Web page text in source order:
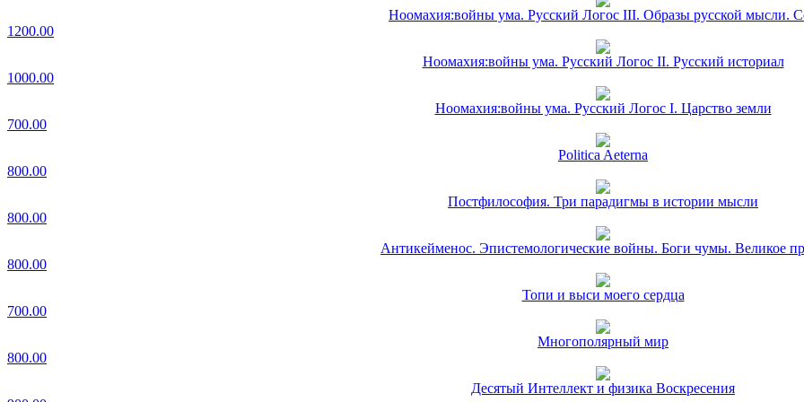
Ноомахия:войны ума. Русский Логос III. Образы русской мысли.
1200.00
Ноомахия:войны ума. Русский Логос II. Русский историал
1000.00
Ноомахия:войны ума. Русский Логос I. Царство земли
700.00
Politica Aeterna
800.00
Постфилософия. Три парадигмы в истории мысли
800.00
Антикейменос. Эпистемологические войны. Боги чумы. Великое
800.00
Топи и выси моего сердца
700.00
Многополярный мир
800.00
Десятый Интеллект и физика Воскресения